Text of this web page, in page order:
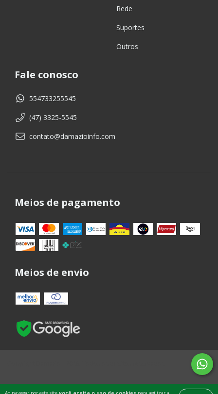
Rede
Suportes
Outros
Fale conosco
554733255545
(47) 3325-5545
contato@damazioinfo.com
Meios de pagamento
Meios de envio